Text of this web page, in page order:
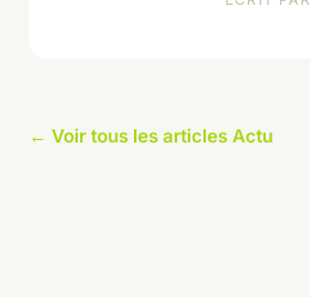
← Voir tous les articles Actu